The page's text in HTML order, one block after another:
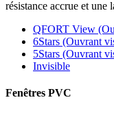
résistance accrue et une
QFORT View
6Stars (Ouvrant
5Stars (Ouvrant
Invisible
Fenêtres PVC